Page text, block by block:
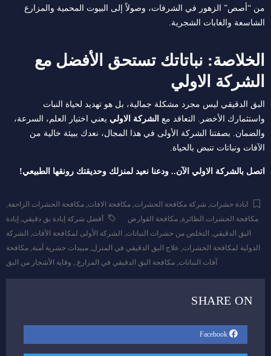
من “أصص” الزهور في الشرفات، وصولاً إلى البيوت المحمية والمزارع
الشاسعة والغابات الشجرية.
الخلاصة: نباتاتك تستحق الأفضل مع
الشركة الاولي
البق الدقيقي ليس مجرد مشكلة جمالية، بل هو تهديد لحياة النبات
واستثمارك الأخضر. التعاقد مع الشركة الاولي يعني اختيار العلم، السرعة،
والضمان. بصفتنا الشركة الأولى في هذا المجال، نعدك ببيئة خالية من
الآفات ونباتات تنبض بالحياة.
اتصل بالشركة الاولي الآن.. ودعنا نعيد لمنزلك وحديقتك رونقها الطبيعي!
ابادة حشرات, شركة مكافحة الحشرات, مكافحة الافات, مكافحة الحشرات الزاحفة,
مكافحة الحشرات الطائرة, مكافحة القوارض أفضل شركة إبادة بق دقيقي, إبادة
البق الدقيقي, التخلص من حشرات النباتات, الشركة الأولى لمكافحة الآفات, الشركة
الدولية لمكافحة الحشرات, علاج البق الدقيقي في المنزل, مبيدات حشرية آمنة, مكافحة
آفات النباتات, مكافحة البق الدقيقي في المزارع., وقاية الأشجار من البق
SHARE ON